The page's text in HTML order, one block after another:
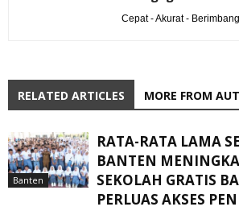
Cepat - Akurat - Berimbang
RELATED ARTICLES MORE FROM
Banten
RATA-RATA LAMA
BANTEN
SEKOLAH GRATIS
PERLUAS AKSES